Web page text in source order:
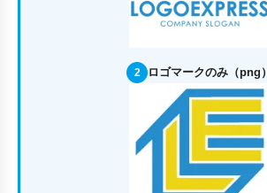
2 ロゴマークのみ（png）